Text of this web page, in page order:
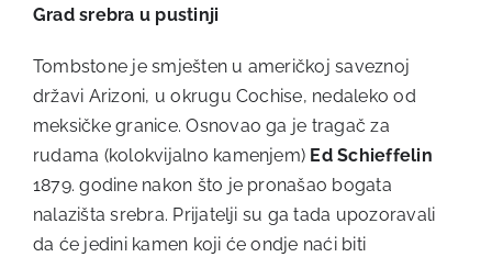
Grad srebra u pustinji
Tombstone je smješten u američkoj saveznoj
državi Arizoni, u okrugu Cochise, nedaleko od
meksičke granice. Osnovao ga je tragač za
rudama (kolokvijalno kamenjem) Ed Schieffelin
1879. godine nakon što je pronašao bogata
nalazišta srebra. Prijatelji su ga tada upozoravali
da će jedini kamen koji će ondje naći biti